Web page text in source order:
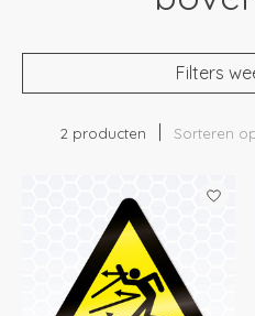
Filters
2 producten Sorteren